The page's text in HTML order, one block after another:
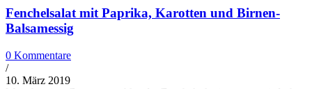
Fenchelsalat mit Paprika, Karotten und Birnen-
Balsamessig
0 Kommentare
/
10. März 2019